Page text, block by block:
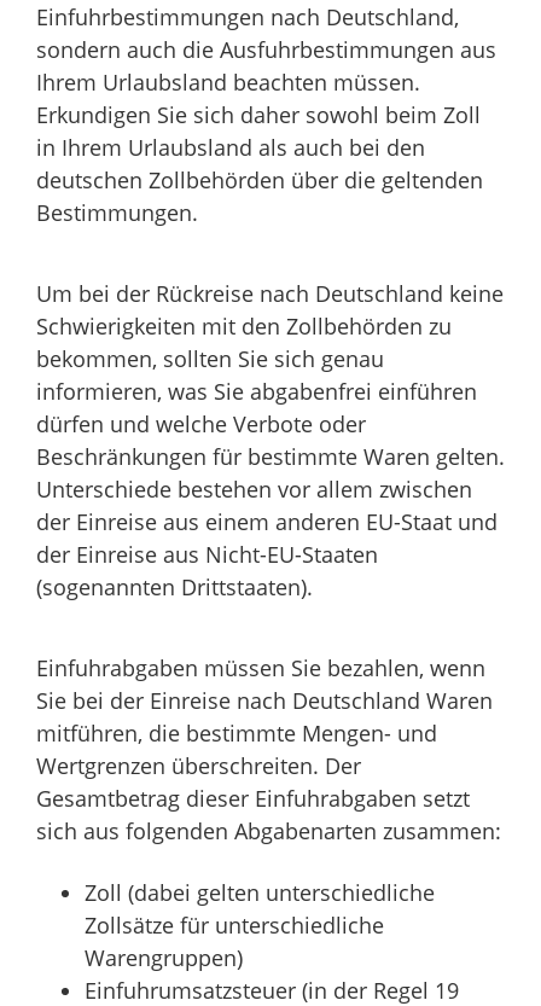
Einfuhrbestimmungen nach Deutschland,
sondern auch die Ausfuhrbestimmungen aus
Ihrem Urlaubsland beachten müssen.
Erkundigen Sie sich daher sowohl beim Zoll
in Ihrem Urlaubsland als auch bei den
deutschen Zollbehörden über die geltenden
Bestimmungen.
Um bei der Rückreise nach Deutschland keine
Schwierigkeiten mit den Zollbehörden zu
bekommen, sollten Sie sich genau
informieren, was Sie abgabenfrei einführen
dürfen und welche Verbote oder
Beschränkungen für bestimmte Waren gelten.
Unterschiede bestehen vor allem zwischen
der Einreise aus einem anderen EU-Staat und
der Einreise aus Nicht-EU-Staaten
(sogenannten Drittstaaten).
Einfuhrabgaben müssen Sie bezahlen, wenn
Sie bei der Einreise nach Deutschland Waren
mitführen, die bestimmte Mengen- und
Wertgrenzen überschreiten. Der
Gesamtbetrag dieser Einfuhrabgaben setzt
sich aus folgenden Abgabenarten zusammen:
Zoll (dabei gelten unterschiedliche
Zollsätze für unterschiedliche
Warengruppen)
Einfuhrumsatzsteuer (in der Regel 19